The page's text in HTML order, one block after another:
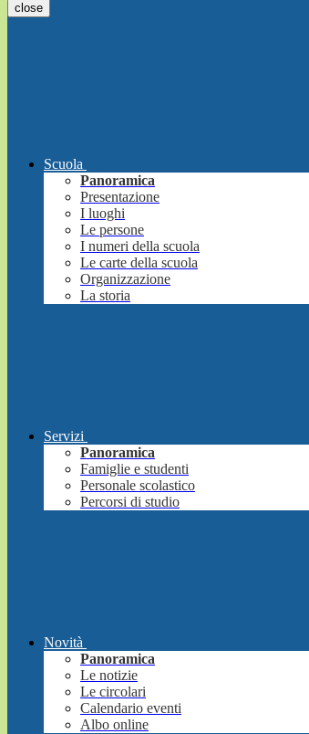
close
Scuola
Panoramica
Presentazione
I luoghi
Le persone
I numeri della scuola
Le carte della scuola
Organizzazione
La storia
Servizi
Panoramica
Famiglie e studenti
Personale scolastico
Percorsi di studio
Novità
Panoramica
Le notizie
Le circolari
Calendario eventi
Albo online